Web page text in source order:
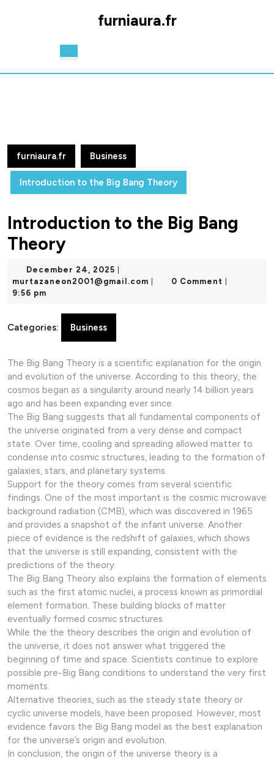
furniaura.fr
furniaura.fr Business
Introduction to the Big Bang Theory
Introduction to the Big Bang
Theory
December 24, 2025 December
24,
murtazaneon2001@gmail.com 0 Comment
9:56 pm
Categories: Business
The Big Bang Theory is a scientific explanation for the origin
and evolution of the universe. According to this theory, the
cosmos began as a singularity around nearly 14 billion years
ago and has been expanding ever since.
The Big Bang suggests that all fundamental components of
the universe originated from a very dense and compact
state. Over time, cooling and spreading allowed matter to
condense into cosmic structures, leading to the formation of
galaxies, stars, and planetary systems.
Support for the theory comes from several scientific
findings. One of the most important is the cosmic microwave
background radiation (CMB), which was discovered in 1965
and provides a snapshot of the infant universe. Another
piece of evidence is the redshift of galaxies, which shows
that the universe is still expanding, consistent with the
predictions of the theory.
The Big Bang Theory also explains the formation of elements
such as the first atomic nuclei, a process known as primordial
element formation. These building blocks of matter
eventually formed cosmic structures.
While the the theory describes the origin and evolution of
the universe, it does not answer what triggered the
beginning of time and space. Scientists continue to explore
possible pre-Big Bang conditions to understand the very first
moments.
Alternative theories, such as the steady state theory or
cyclic universe models, have been proposed. However, most
evidence favors the Big Bang model as the best explanation
for the universe’s origin and evolution.
In conclusion, the origin of the universe theory is a